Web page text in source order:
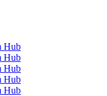
Hub
Hub
Hub
Hub
Hub